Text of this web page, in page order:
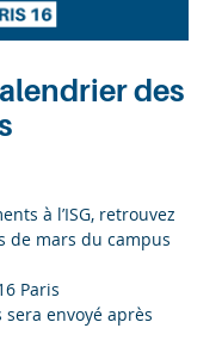
des
à l’ISG, retrouvez
de mars du campus
Paris
envoyé après